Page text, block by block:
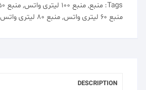
quantity
Tags: منبع,منبع ۱۰۰ لیتری واتس ,منبع ۵۰ لیتری واتس
منبع ۶۰ لیتری واتس
,منبع ۸۰ لیتری واتس
DESCRIPTION